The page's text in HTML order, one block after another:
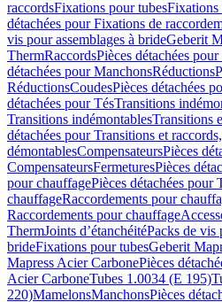
raccordsFixations pour tubesFixations
détachées pour Fixations de
vis pour assemblages à brideGeberit
ThermRaccordsPièces détachées
détachées pour ManchonsRéductions
RéductionsCoudesPièces détachées
détachées pour TésTransitions
Transitions indémontablesTransitions
détachées pour Transitions et raccords,
démontablesCompensateursPièces
CompensateursFermeturesPièces
pour chauffagePièces détachées pour
chauffageRaccordements pour
Raccordements pour chauffage
ThermJoints d’étanchéitéPacks de vis
brideFixations pour tubesGeberit
Mapress Acier CarbonePièces
Acier CarboneTubes 1.0034 (E 195)
220)MamelonsManchonsPièces